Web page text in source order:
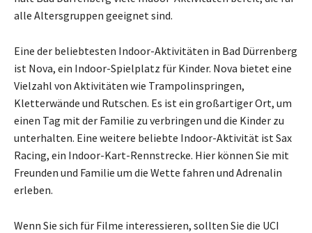
alle Altersgruppen geeignet sind.
Eine der beliebtesten Indoor-Aktivitäten in Bad Dürrenberg
ist Nova, ein Indoor-Spielplatz für Kinder. Nova bietet eine
Vielzahl von Aktivitäten wie Trampolinspringen,
Kletterwände und Rutschen. Es ist ein großartiger Ort, um
einen Tag mit der Familie zu verbringen und die Kinder zu
unterhalten. Eine weitere beliebte Indoor-Aktivität ist Sax
Racing, ein Indoor-Kart-Rennstrecke. Hier können Sie mit
Freunden und Familie um die Wette fahren und Adrenalin
erleben.
Wenn Sie sich für Filme interessieren, sollten Sie die UCI